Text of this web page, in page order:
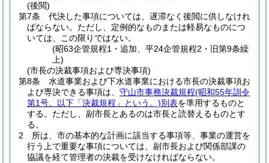
(後閲)
第7条
代決した事項については、遅滞なく後閲に供しなけれ
ばならない。 ただし、定例的なものまたは軽易なものにつ
いては、この限りではない。
(昭63企管規程1・追加、平24企管規程2・旧第9条繰
上)
(市長の決裁事項および専決事項)
第8条
水道事業および下水道事業における市長の決裁事項お
よび専決できる事項は、 守山市事務決裁規程(昭和55年訓令
第1号。以下「決裁規程」という。)別表を準用するものと
する。 ただし、副市長とあるのは市長と読替えるものとす
る。
2
所は、市の基本的な計画に該当する事項等、事業の運営を
行う上で重要な事項については、副市長および関係部課の
協議を経て管理者の決裁を受けなければならない。